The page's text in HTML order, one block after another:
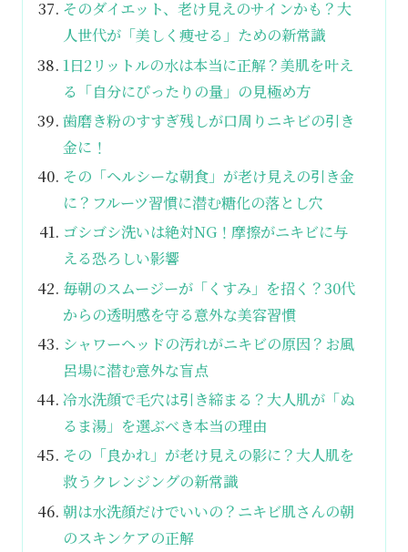
そのダイエット、老け見えのサインかも？大
人世代が「美しく痩せる」ための新常識
1日2リットルの水は本当に正解？美肌を叶え
る「自分にぴったりの量」の見極め方
歯磨き粉のすすぎ残しが口周りニキビの引き
金に！
その「ヘルシーな朝食」が老け見えの引き金
に？フルーツ習慣に潜む糖化の落とし穴
ゴシゴシ洗いは絶対NG！摩擦がニキビに与
える恐ろしい影響
毎朝のスムージーが「くすみ」を招く？30代
からの透明感を守る意外な美容習慣
シャワーヘッドの汚れがニキビの原因？お風
呂場に潜む意外な盲点
冷水洗顔で毛穴は引き締まる？大人肌が「ぬ
るま湯」を選ぶべき本当の理由
その「良かれ」が老け見えの影に？大人肌を
救うクレンジングの新常識
朝は水洗顔だけでいいの？ニキビ肌さんの朝
のスキンケアの正解